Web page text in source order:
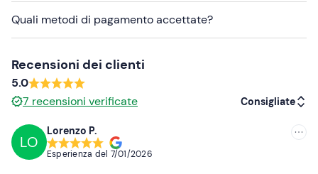
possibile accedere alla piscina solo con cuffia.
Sono disponibili opzioni per persone con allergie e
intolleranze alimentari: contatta la struttura ai recapiti
indicati nell'e-mail di conferma della prenotazione per
comunicare eventuali esigenze alimentari.
In loco è presente parcheggio gratuito
ritrovonon è raggiungibile con mezzi pubblici
Quali metodi di pagamento accettate?
Recensioni dei clienti
5.0
7 recensioni verificate Consigliate
LO
Lorenzo P.
Esperienza del 7/01/2026